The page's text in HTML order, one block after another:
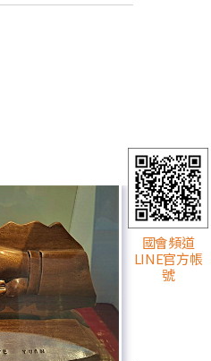
國會頻道
LINE官方帳
號